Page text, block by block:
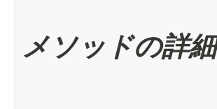
メソッドの詳細